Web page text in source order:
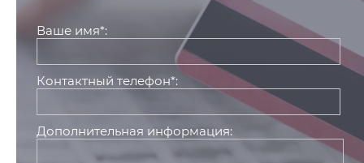
Ваше имя*:
Контактный телефон*:
Дополнительная информация: